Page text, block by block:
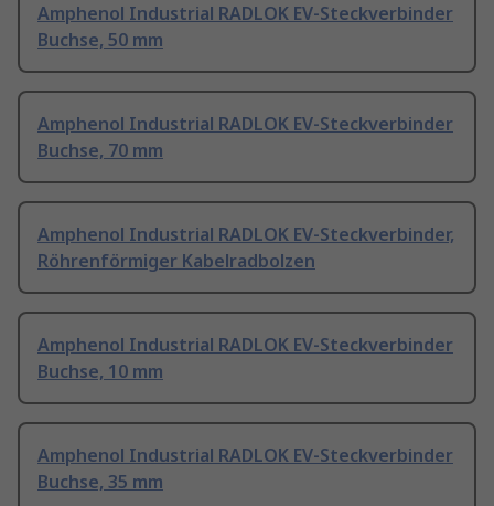
Amphenol Industrial RADLOK EV-Steckverbinder
Buchse, 50 mm
Amphenol Industrial RADLOK EV-Steckverbinder
Buchse, 70 mm
Amphenol Industrial RADLOK EV-Steckverbinder,
Röhrenförmiger Kabelradbolzen
Amphenol Industrial RADLOK EV-Steckverbinder
Buchse, 10 mm
Amphenol Industrial RADLOK EV-Steckverbinder
Buchse, 35 mm